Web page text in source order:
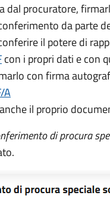
dal procuratore,
da parte
il potere di
con i propri dati e con
con firma
A
il proprio
di procura